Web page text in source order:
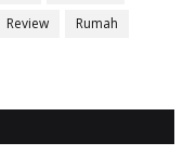
Review
Rumah